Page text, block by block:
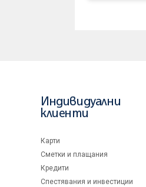
Индивидуални
клиенти
Карти
Сметки и плащания
Кредити
Спестявания и инвестиции